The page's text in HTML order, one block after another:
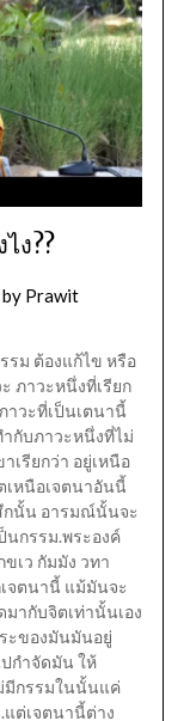
ง??
by Prawit
ม ต้องแก้ไข หรือ
ภาวะหนึ่งที่เรียก
าวะที่เป็นเตนานี้
ำกับภาวะหนึ่งที่ไม่
เรียกว่า อยู่เหนือ
เหนือเจตนาอันนี้
กนั้น อารมณ์นั้นจะ
นกรรม.พระองค์
เว กัมมัง วทา
จตนานี้ แม้มันจะ
ากับจิตเท่านั้นเอง
ะของมันมันอยู่
กำจัดมัน ให้
มีกรรมในนั้นแค่
ต่เจตนานี้ต่าง